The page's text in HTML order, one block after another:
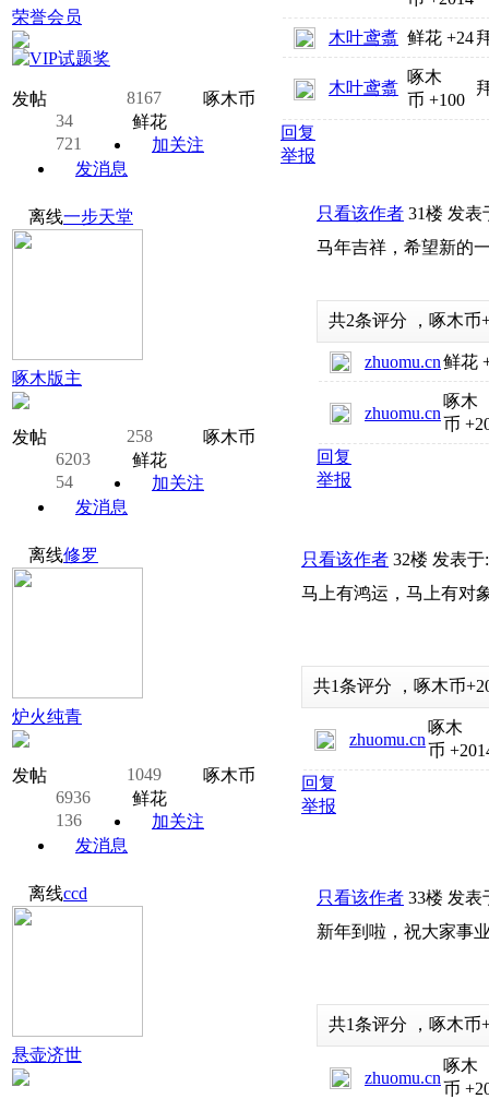
荣誉会员
发帖 8167
啄木币
34
鲜花
721
加关注
发消息
木叶鸢翥 鲜花 +24
木叶鸢翥
啄木
币 +100
回复
举报
离线一步天堂
啄木版主
发帖 258
啄木币
6203
鲜花
54
加关注
发消息
只看该作者 31楼 发表
马年吉祥，希望新的
共2条评分 ， 啄木币
zhuomu.cn鲜花
zhuomu.cn
啄木
币
回复
举报
离线修罗
炉火纯青
发帖 1049
啄木币
6936
鲜花
136
加关注
发消息
只看该作者 32楼 发表于
马上有鸿运，马上有
共1条评分 ， 啄木币
zhuomu.cn
啄木
币
回复
举报
离线ccd
悬壶济世
只看该作者 33楼 发表
新年到啦，祝大家事
共1条评分 ， 啄木币
zhuomu.cn
啄木
币